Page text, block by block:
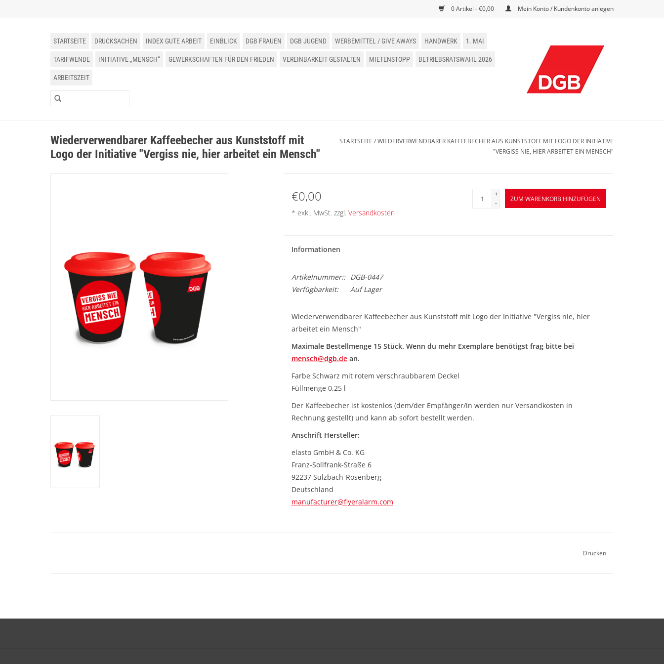
0 Artikel - €0,00 Mein Konto / Kundenkonto anlegen
STARTSEITE DRUCKSACHEN INDEX GUTE ARBEIT EINBLICK DGB FRAUEN DGB JUGEND WERBEMITTEL / GIVE AWAYS HANDWERK 1. MAI
TARIFWENDE INITIATIVE „MENSCH“ GEWERKSCHAFTEN FÜR DEN FRIEDEN VEREINBARKEIT GESTALTEN MIETENSTOPP BETRIEBSRATSWAHL 2026
ARBEITSZEIT
Wiederverwendbarer Kaffeebecher aus Kunststoff mit
Logo der Initiative "Vergiss nie, hier arbeitet ein Mensch"
STARTSEITE /WIEDERVERWENDBARER KAFFEEBECHER AUS KUNSTSTOFF MIT LOGO DER INITIATIVE
"VERGISS NIE, HIER ARBEITET EIN MENSCH"
€0,00
* exkl. MwSt. zzgl. Versandkosten
+
-
ZUM WARENKORB HINZUFÜGEN
Informationen
Artikelnummer::
DGB-0447
Verfügbarkeit:
Auf Lager
Wiederverwendbarer Kaffeebecher aus Kunststoff mit Logo der Initiative "Vergiss nie, hier
arbeitet ein Mensch"
Maximale Bestellmenge 15 Stück. Wenn du mehr Exemplare benötigst frag bitte bei
mensch@dgb.dean.
Farbe Schwarz mit rotem verschraubbarem Deckel
Füllmenge 0,25 l
Der Kaffeebecher ist kostenlos (dem/der Empfänger/in werden nur Versandkosten in
Rechnung gestellt) und kann ab sofort bestellt werden.
Anschrift Hersteller:
elasto GmbH & Co. KG
Franz-Sollfrank-Straße 6
92237 Sulzbach-Rosenberg
Deutschland
manufacturer@flyeralarm.com
Drucken